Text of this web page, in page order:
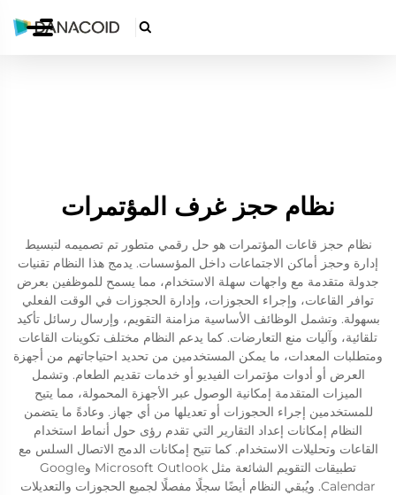

نظام حجز غرف المؤتمرات
نظام حجز قاعات المؤتمرات هو حل رقمي متطور تم تصميمه لتبسيط
إدارة وحجز أماكن الاجتماعات داخل المؤسسات. يدمج هذا النظام تقنيات
جدولة متقدمة مع واجهات سهلة الاستخدام، مما يسمح للموظفين بعرض
توافر القاعات، وإجراء الحجوزات، وإدارة الحجوزات في الوقت الفعلي
بسهولة. وتشمل الوظائف الأساسية مزامنة التقويم، وإرسال رسائل تأكيد
تلقائية، وآليات منع التعارضات. كما يدعم النظام مختلف تكوينات القاعات
ومتطلبات المعدات، ما يمكن المستخدمين من تحديد احتياجاتهم من أجهزة
العرض أو أدوات مؤتمرات الفيديو أو خدمات تقديم الطعام. وتشمل
الميزات المتقدمة إمكانية الوصول عبر الأجهزة المحمولة، مما يتيح
للمستخدمين إجراء الحجوزات أو تعديلها من أي جهاز. وعادةً ما يتضمن
النظام إمكانات إعداد التقارير التي تقدم رؤى حول أنماط استخدام
القاعات وتحليلات الاستخدام. كما تتيح إمكانات الدمج الاتصال السلس مع
تطبيقات التقويم الشائعة مثل Microsoft Outlook وGoogle
Calendar. ويُبقي النظام أيضًا سجلًا مفصلًا لجميع الحجوزات والتعديلات